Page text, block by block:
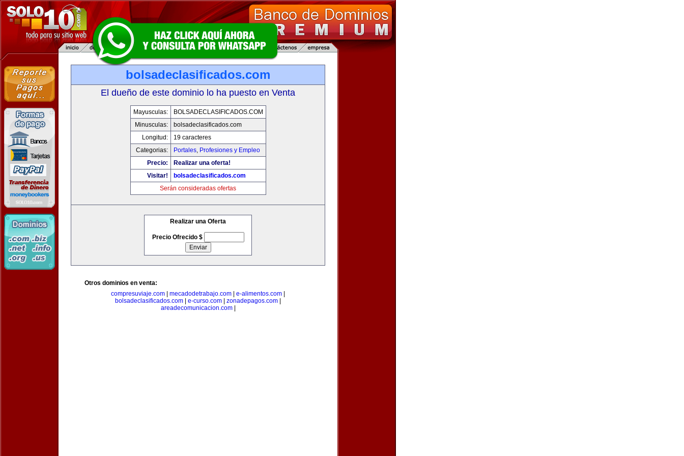
bolsadeclasificados.com
El dueño de este dominio lo ha puesto en Venta
Mayusculas:
BOLSADECLASIFICADOS.COM
Minusculas:
bolsadeclasificados.com
Longitud:
19 caracteres
Categorias:
Portales, Profesiones y Empleo
Precio:
Realizar una oferta!
Visitar!
bolsadeclasificados.com
Serán consideradas ofertas
Realizar una Oferta
Precio Ofrecido $
Otros dominios en venta:
compresuviaje.com
mecadodetrabajo.com e-alimentos.com
bolsadeclasificados.com
e-curso.com zonadepagos.com
areadecomunicacion.com|